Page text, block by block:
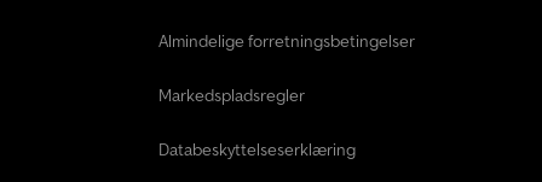
Almindelige forretningsbetingelser
Markedspladsregler
Databeskyttelseserklæring